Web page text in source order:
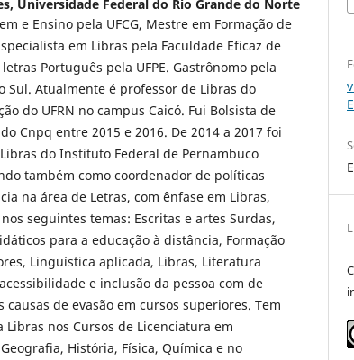
Universidade Federal do Rio Grande do Norte
e Ensino pela UFCG, Mestre em Formação de
em Libras pela Faculdade Eficaz de
Português pela UFPE. Gastrônomo pela
Sul. Atualmente é professor de Libras do
do UFRN no campus Caicó. Fui Bolsista de
Cnpq entre 2015 e 2016. De 2014 a 2017 foi
do Instituto Federal de Pernambuco
também como coordenador de políticas
na área de Letras, com ênfase em Libras,
seguintes temas: Escritas e artes Surdas,
para a educação à distância, Formação
Linguística aplicada, Libras, Literatura
e inclusão da pessoa com de
de evasão em cursos superiores. Tem
nos Cursos de Licenciatura em
História, Física, Química e no